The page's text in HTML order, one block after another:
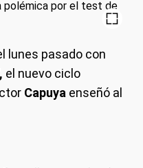
lunes pasado con
el nuevo ciclo
Capuya enseñó al